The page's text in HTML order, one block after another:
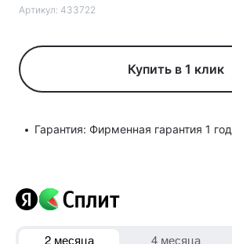
Артикул: 433722
Купить в 1 клик
Гарантия: Фирменная гарантия 1 год